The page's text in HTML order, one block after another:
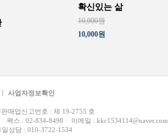
확신있는 삶
10,000원
10,000원
| 사업자정보확인
판매업신고번호 : 제 19-2755 호
팩스 : 02-834-8498 이메일 : kkc1534114@naver.com
상담 : 010-3722-1534